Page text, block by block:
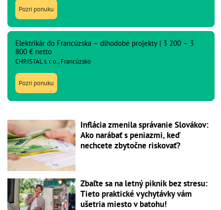
Pozri ponuku
Elektrikár do Francúzska – dlhodobé projekty | 3 200 – 3
800 € netto
CHRISTAL s. r. o., Francúzsko
Pozri ponuku
Inflácia zmenila správanie Slovákov:
Ako narábať s peniazmi, keď
nechcete zbytočne riskovať?
Zbaľte sa na letný piknik bez stresu:
Tieto praktické vychytávky vám
ušetria miesto v batohu!